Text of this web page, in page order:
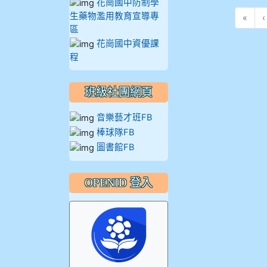
914王苡澄
« ‹
花崗國中防制學
生藥物濫用教育宣導專
區
花崗國中資優課
程
班級社團網頁
音樂藝才班FB
棒球隊FB
圖書館FB
OPENID 登入